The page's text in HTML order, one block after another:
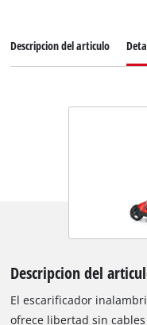
Descripcion del articulo
Descripcion del
El escarificador
ofrece libertad sin